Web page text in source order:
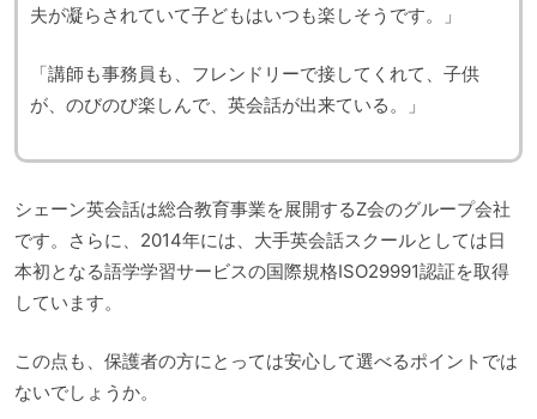
夫が凝らされていて子どもはいつも楽しそうです。」
「講師も事務員も、フレンドリーで接してくれて、子供
が、のびのび楽しんで、英会話が出来ている。」
シェーン英会話は総合教育事業を展開するZ会のグループ会社
です。さらに、2014年には、大手英会話スクールとしては日
本初となる語学学習サービスの国際規格ISO29991認証を取得
しています。
この点も、保護者の方にとっては安心して選べるポイントでは
ないでしょうか。